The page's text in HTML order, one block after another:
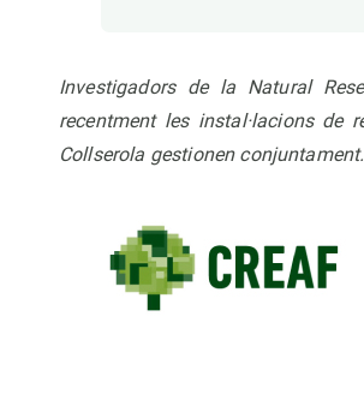
Investigadors de la Natural
recentment les instal·lacions de
Collserola gestionen conjuntament.